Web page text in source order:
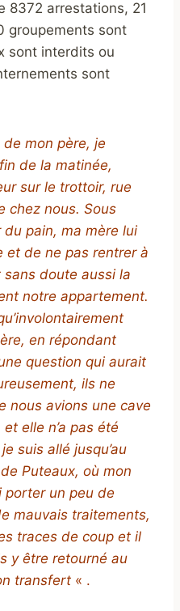
8372 arrestations, 21
groupements sont
sont interdits ou
sont
de mon père, je
de la matinée,
sur le trottoir, rue
chez nous. Sous
du pain, ma mère lui
et de ne pas rentrer à
doute aussi la
notre appartement.
en répondant
question qui aurait
ils ne
nous avions une cave
elle n’a pas été
suis allé jusqu’au
Puteaux, où mon
porter un peu de
mauvais traitements,
traces de coup et il
y être retourné au
transfert « .